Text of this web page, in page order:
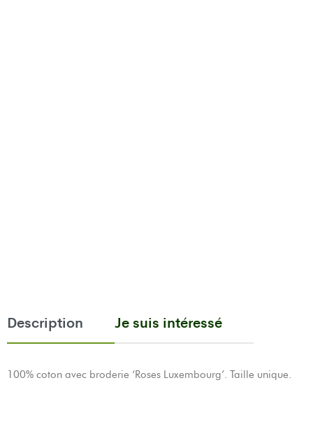
Description Je suis intéressé
100% coton avec broderie ‘Roses Luxembourg’. Taille unique.